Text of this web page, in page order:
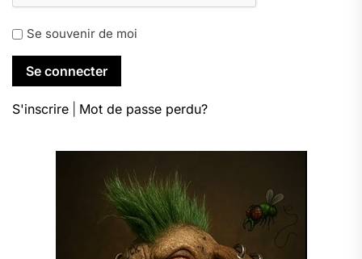
Se souvenir de moi
S'inscrire Mot de passe perdu?